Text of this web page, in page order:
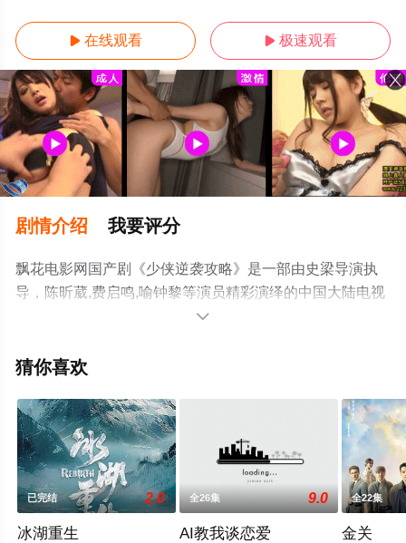
 在线观看  极速观看
剧情介绍 我要评分
飘花电影网国产剧《少侠逆袭攻略》是一部由史梁导演执
导，陈昕葳,费启鸣,喻钟黎等演员精彩演绎的中国大陆电视
剧，大结局剧情已揭晓（1-1全集），手机免费观看高清无
步至豆瓣电视剧、电视猫或剧情网等平台了解。

猜你喜欢
已完结 2.0
冰湖重生
全26集 9.0
AI教我谈恋爱
全22集
金关